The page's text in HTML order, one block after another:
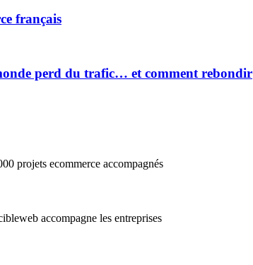
français
perd du trafic… et comment rebondir
projets ecommerce accompagnés
accompagne les entreprises